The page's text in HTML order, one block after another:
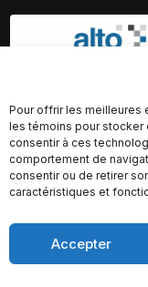
Pour offrir les meilleures
les témoins pour stocker
consentir à ces
comportement de
consentir ou de retirer
caractéristiques et
Accepter